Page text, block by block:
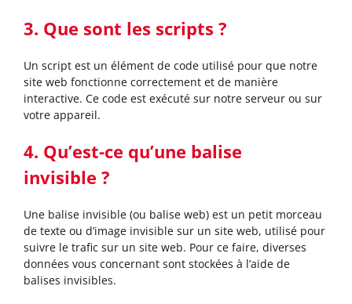
3. Que sont les scripts ?
Un script est un élément de code utilisé pour que notre
site web fonctionne correctement et de manière
interactive. Ce code est exécuté sur notre serveur ou sur
votre appareil.
4. Qu’est-ce qu’une balise
invisible ?
Une balise invisible (ou balise web) est un petit morceau
de texte ou d’image invisible sur un site web, utilisé pour
suivre le trafic sur un site web. Pour ce faire, diverses
données vous concernant sont stockées à l’aide de
balises invisibles.